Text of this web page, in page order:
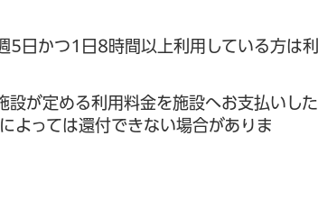
日かつ1日8時間以上利用している方は利
が定める利用料金を施設へお支払いした
よっては還付できない場合がありま